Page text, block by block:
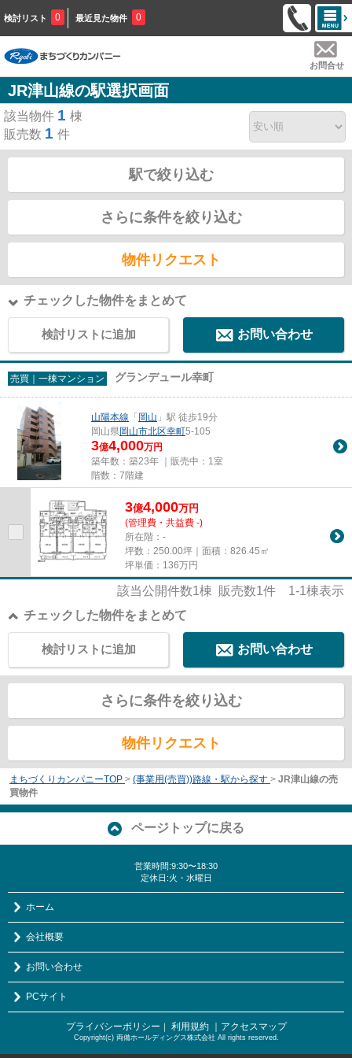
検討リスト 0 最近見た物件 0
お問合せ
JR津山線の駅選択画面
該当物件 1 棟
販売数 1 件
駅で絞り込む
さらに条件を絞り込む
物件リクエスト
チェックした物件をまとめて
検討リストに追加 お問い合わせ
売買｜一棟マンション グランデュール幸町
山陽本線 「 岡山 」駅 徒歩19分
岡山県岡山市北区幸町5-105
3億4,000万円
築年数：築23年 ｜販売中： 1室
階数：7階建
3億4,000万円
(管理費・共益費 -)
所在階：-
坪数：250.00坪｜面積：826.45㎡
坪単価： 136万円
該当公開件数1棟 販売数1件 1-1棟表示
チェックした物件をまとめて
お問い合わせ
検討リストに追加
さらに条件を絞り込む
物件リクエスト
まちづくりカンパニーTOP > (事業用(売買))路線・駅から探す > JR津山線の売
買物件
ページトップに戻る
営業時間:9:30〜18:30
定休日:火・水曜日
ホーム
会社概要
お問い合わせ
PCサイト
プライバシーポリシー ｜ 利用規約 ｜アクセスマップ
Copyright(c) 両備ホールディングス株式会社 All rights reserved.